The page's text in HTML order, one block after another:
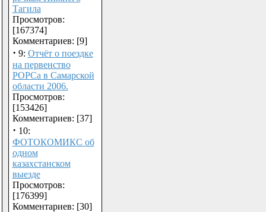
Тагила
Просмотров:
[167374]
Комментариев: [9]
· 9: Отчёт о поездке
на первенство
РОРСа в Самарской
области 2006.
Просмотров:
[153426]
Комментариев: [37]
· 10:
ФОТОКОМИКС об
одном
казахстанском
выезде
Просмотров:
[176399]
Комментариев: [30]